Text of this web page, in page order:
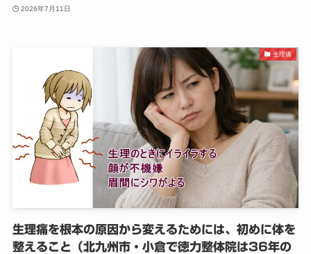
2026年7月11日
生理痛
生理痛を根本の原因から変えるためには、初めに体を
整えること（北九州市・小倉で徳力整体院は36年の